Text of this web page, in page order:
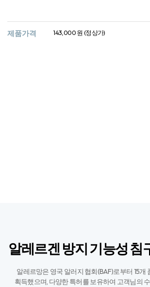
제품가격 143,000 원 (정상가)
알레르겐 방지 기능성 침
알레르망은 영국 알러지 협회(BAF)로부터 15개
획득했으며, 다양한 특허를 보유하여 고객님의